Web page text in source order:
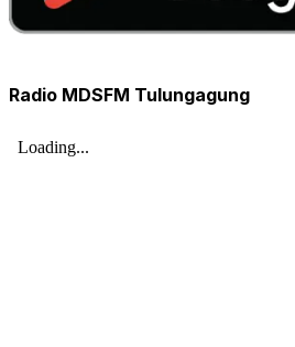
Radio MDSFM Tulungagung